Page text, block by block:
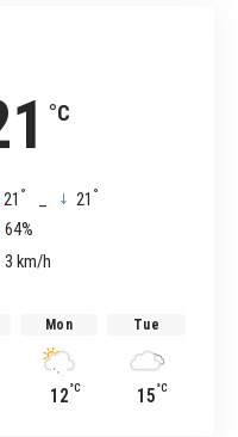
°C
21 ° 21 °
64%
3 km/h
Mon
12°C
Tue
15°C